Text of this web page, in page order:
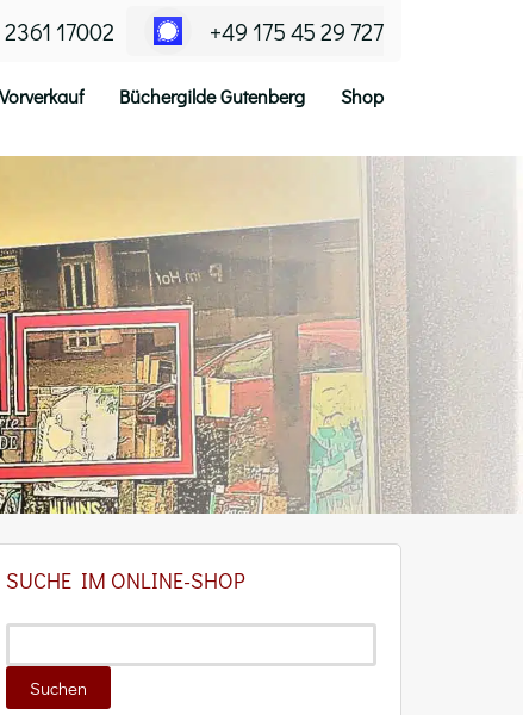
17002 +49 175 45 29 727
Büchergilde Gutenberg Shop
SUCHE IM ONLINE-SHOP